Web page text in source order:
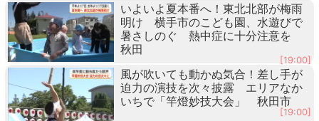
いよいよ夏本番へ！東北北部が梅雨
明け 横手市のこども園、水遊びで
暑さしのぐ 熱中症に十分注意を
秋田
[19:00]
風が吹いても動かぬ気合！差し手が
迫力の演技を次々披露 エリアなか
いちで「竿燈妙技大会」 秋田市
[19:00]